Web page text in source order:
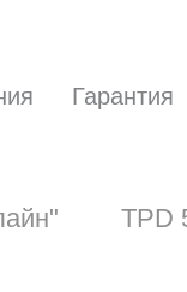
Гарантия
TPD